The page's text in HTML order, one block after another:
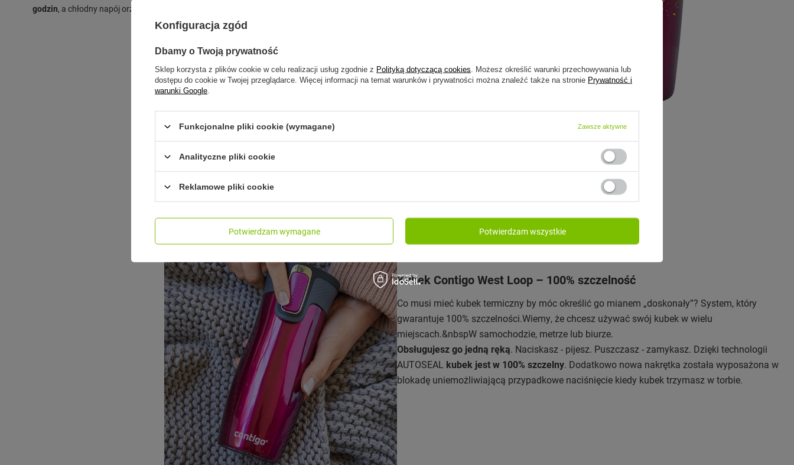
godzin, a chłodny napój orzeźwi Cię po treningu nawet po
Kubek Contigo West Loop – 100% szczelność
Co musi mieć kubek termiczny by móc określić go mianem „doskonały”? System, który
gwarantuje 100% szczelności.Wiemy, że chcesz używać swój kubek w wielu
miejscach.&nbspW samochodzie, metrze lub biurze.
Obsługujesz go jedną ręką. Naciskasz - pijesz. Puszczasz - zamykasz. Dzięki technologii
AUTOSEAL kubek jest w 100% szczelny. Dodatkowo nowa nakrętka została wyposażona w
blokadę uniemożliwiającą przypadkowe naciśnięcie kiedy kubek trzymasz w torbie.
Konfiguracja zgód
Dbamy o Twoją prywatność
Sklep korzysta z plików cookie w celu realizacji usług zgodnie z Polityką dotyczącą cookies . Możesz określić warunki przechowywania lub
dostępu do cookie w Twojej przeglądarce. Więcej informacji na temat warunków i prywatności można znaleźć także na stronie Prywatność i
warunki Google
Funkcjonalne pliki cookie (wymagane) Zawsze aktywne
Analityczne pliki cookie
Reklamowe pliki cookie
Potwierdzam wymagane Potwierdzam wszystkie